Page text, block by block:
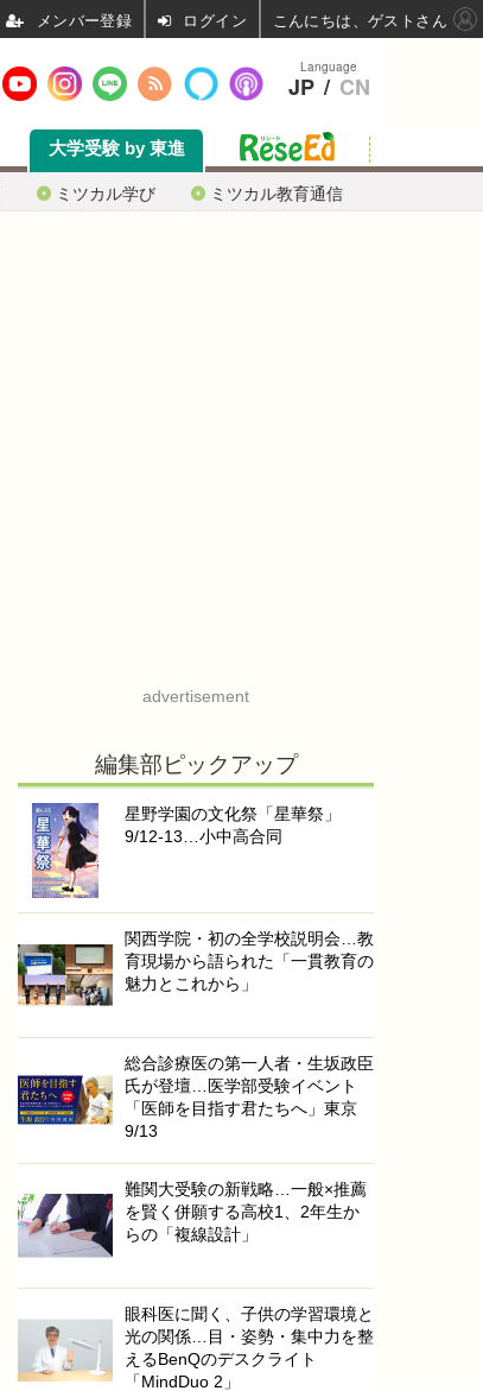
ミツカル学び ミツカル教育通信
大学受験 by 東進
advertisement
編集部ピックアップ
星野学園の文化祭「星華祭」
9/12-13…小中高合同
関西学院・初の全学校説明会…教
育現場から語られた「一貫教育の
魅力とこれから」
総合診療医の第一人者・生坂政臣
氏が登壇…医学部受験イベント
「医師を目指す君たちへ」東京
9/13
難関大受験の新戦略…一般×推薦
を賢く併願する高校1、2年生か
らの「複線設計」
眼科医に聞く、子供の学習環境と
光の関係…目・姿勢・集中力を整
えるBenQのデスクライト
「MindDuo 2」
Language
JP / CN
ログイン こんにちは、ゲストさん